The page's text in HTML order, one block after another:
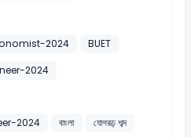
2024
BUET
2024
2024
বাংলা যোগরূঢ় শব্দ